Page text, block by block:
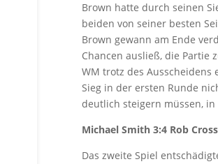
Brown hatte durch seinen
beiden von seiner besten
Brown gewann am Ende
Chancen ausließ, die Partie
WM trotz des
Sieg in der ersten Runde
deutlich steigern müssen,
Michael Smith 3:4 Rob
Das zweite Spiel